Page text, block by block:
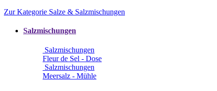
Zur Kategorie Salze & Salzmischungen
Salzmischungen
Salzmischungen
Fleur de Sel - Dose
Salzmischungen
Meersalz - Mühle